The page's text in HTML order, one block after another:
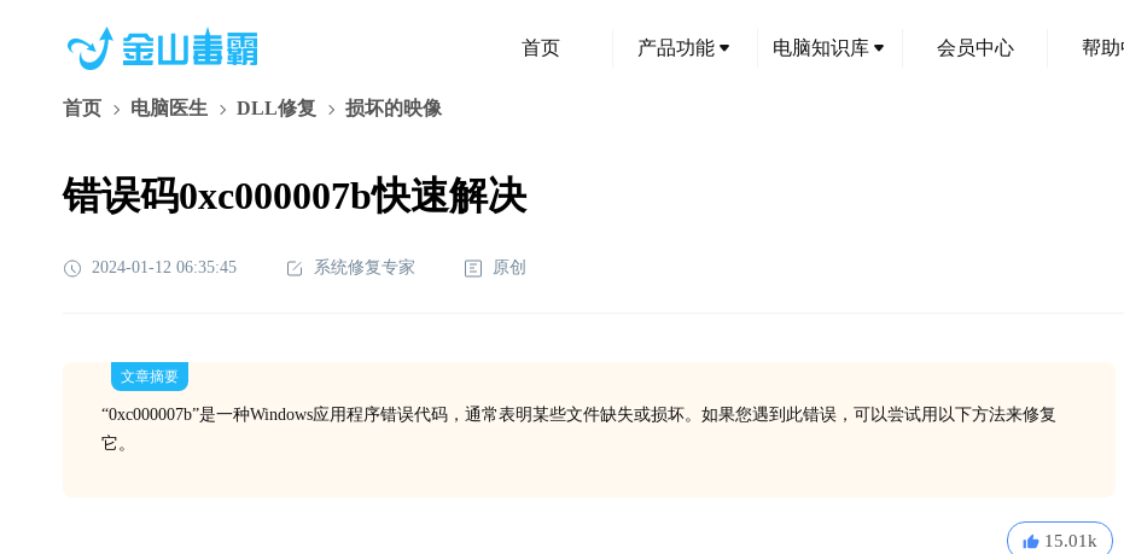
首页 产品功能 电脑知识库 会员中心 帮
首页 电脑医生 DLL修复 损坏的映像
错误码0xc000007b快速解决
2024-01-12 06:35:45 系统修复专家 原创
文章摘要
“0xc000007b”是一种Windows应用程序错误代码，通常表明某些文件缺失或损坏。如果您遇到此错误，可以尝试用以下方法来修复
它。
15.01k